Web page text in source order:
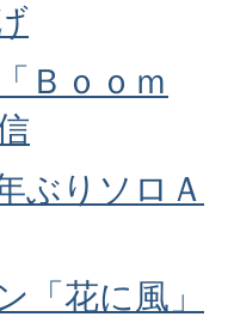
Ｂｏｏｍ
ぶりソロＡ
「花に風」